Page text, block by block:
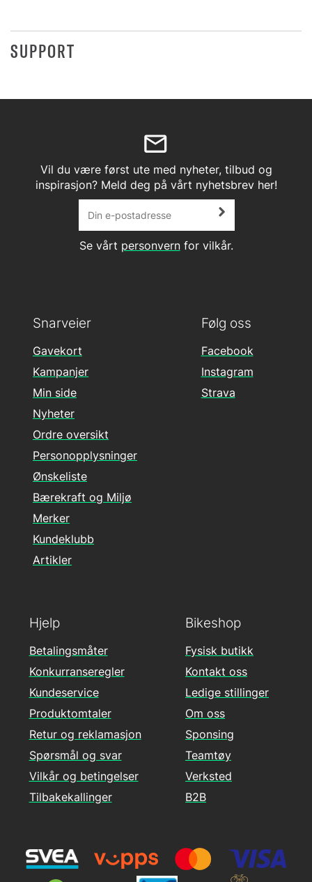
SUPPORT
Vil du være først ute med nyheter, tilbud og
inspirasjon? Meld deg på vårt nyhetsbrev her!
Se vårt personvernfor vilkår.
Følg oss
Facebook
Instagram
Strava
Hjelp
Betalingsmåter
Konkurranseregler
Kundeservice
Produktomtaler
Retur og reklamasjon
Spørsmål og svar
Vilkår og betingelser
Tilbakekallinger
Snarveier
Gavekort
Kampanjer
Min side
Nyheter
Ordre oversikt
Personopplysninger
Ønskeliste
Bærekraft og Miljø
Merker
Kundeklubb
Artikler
Bikeshop
Fysisk butikk
Kontakt oss
Ledige stillinger
Om oss
Sponsing
Teamtøy
Verksted
B2B